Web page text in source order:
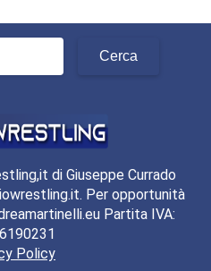
di Giuseppe Currado
Per opportunità
Partita IVA:
Policy